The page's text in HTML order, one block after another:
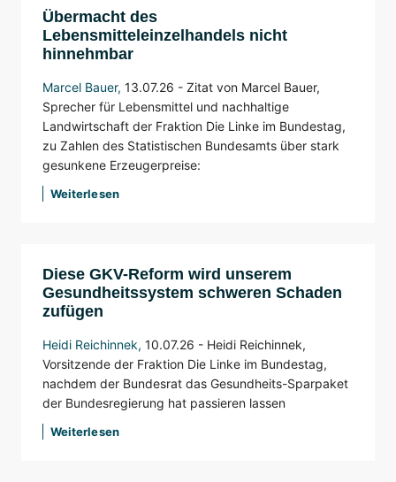
Übermacht des
Lebensmitteleinzelhandels nicht
hinnehmbar
Marcel Bauer, 13.07.26 - Zitat von Marcel Bauer,
Sprecher für Lebensmittel und nachhaltige
Landwirtschaft der Fraktion Die Linke im Bundestag,
zu Zahlen des Statistischen Bundesamts über stark
gesunkene Erzeugerpreise:
Weiterlesen
Diese GKV-Reform wird unserem
Gesundheitssystem schweren Schaden
zufügen
Heidi Reichinnek, 10.07.26 - Heidi Reichinnek,
Vorsitzende der Fraktion Die Linke im Bundestag,
nachdem der Bundesrat das Gesundheits-Sparpaket
der Bundesregierung hat passieren lassen
Weiterlesen